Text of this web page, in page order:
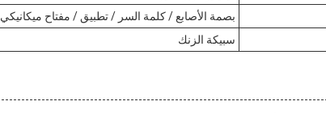
بصمة الأصابع / كلمة السر / تطبيق / مفتاح ميكانيكي
سبيكة الزنك